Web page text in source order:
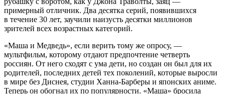
примерный отличник. Два десятка серий, появившихся
в течение 30 лет, заучили наизусть десятки миллионов
зрителей всех возрастных категорий.
«Маша и Медведь», если верить тому же опросу, —
мультфильм, которому отдают предпочтение четверть
россиян. От него сходят с ума дети, но создан он был для их
родителей, последних детей тех поколений, которые выросли
в мире без Диснея, студии Ханна-Барберы и японских аниме.
Теперь он обогнал их по популярности. «Маша» бросила